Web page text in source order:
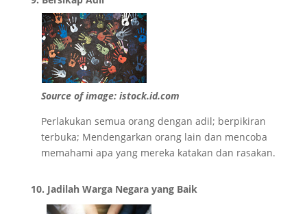
Source of image: istock.id.com
Perlakukan semua orang dengan adil; berpikiran
terbuka; Mendengarkan orang lain dan mencoba
memahami apa yang mereka katakan dan rasakan.
10. Jadilah Warga Negara yang Baik